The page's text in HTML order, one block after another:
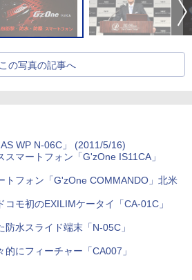
この写真の記事へ
WP N-06C」
(2011/5/16)
マートフォン「G'zOne IS11CA」
トフォン「G'zOne COMMANDO」北米
モ初のEXILIMケータイ「CA-01C」
水スライド端末「N-05C」
にフィーチャー「CA007」